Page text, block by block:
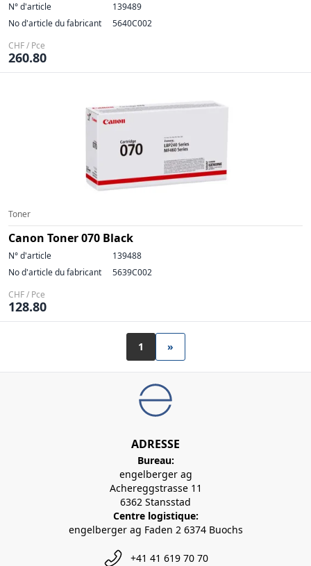
N° d'article
139489
No d'article du fabricant
5640C002
CHF / Pce
260.80
Toner
Canon Toner 070 Black
N° d'article
139488
No d'article du fabricant
5639C002
CHF / Pce
128.80
1 »
ADRESSE
Bureau:
engelberger ag
Achereggstrasse 11
6362 Stansstad
Centre logistique:
engelberger ag Faden 2 6374 Buochs
+41 41 619 70 70